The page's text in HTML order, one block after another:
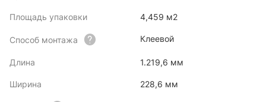
Площадь упаковки 4,459 м2
Способ монтажа Клеевой
Длина 1.219,6 мм
Ширина 228,6 мм